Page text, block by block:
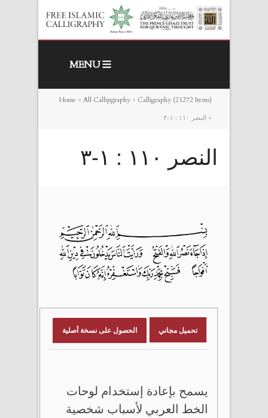
MENU
Home > All Callipgraphy > Calligraphy (21272 Items)
> النصر ١١٠ : ١-٣
النصر ١١٠ : ١-٣
تحميل مجاني الحصول على نسخة أصلية
يسمح بإعادة إستخدام لوحات
الخط العربي لأسباب شخصية